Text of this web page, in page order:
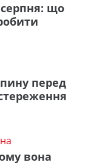
що
перед
вона